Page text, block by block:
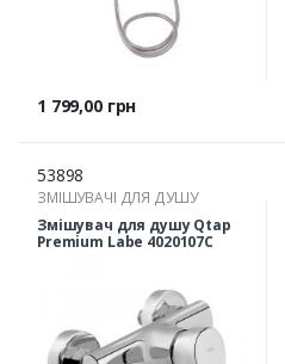
Ціна
1 799,00 грн
53898
ЗМІШУВАЧІ ДЛЯ ДУШУ
Змішувач для душу Qtap
Premium Labe 4020107C